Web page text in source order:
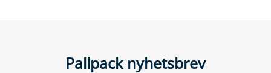
Pallpack nyhetsbrev